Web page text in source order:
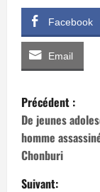
Facebook
Email
N
a
v
Précédent :
De jeunes
homme
Chonburi
Suivant: